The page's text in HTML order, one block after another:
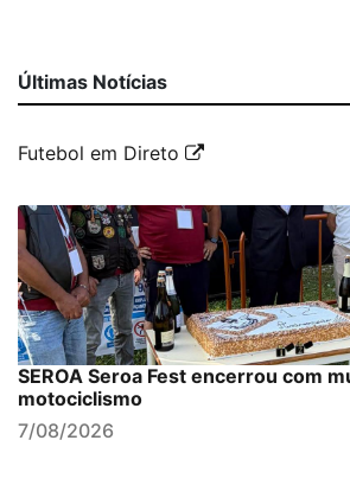
Últimas Notícias
Futebol em Direto
SEROA Seroa Fest encerrou com
motociclismo
7/08/2026